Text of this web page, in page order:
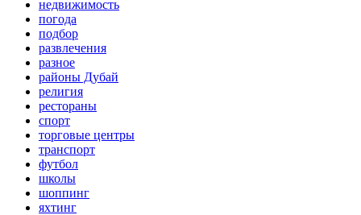
недвижимость
погода
подбор
развлечения
разное
районы Дубай
религия
рестораны
спорт
торговые центры
транспорт
футбол
школы
шоппинг
яхтинг